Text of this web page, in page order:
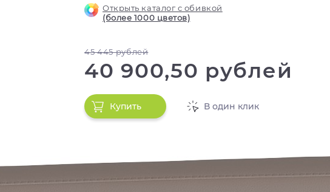
Открыть каталог с обивкой
(более 1000 цветов)
45 445 рублей
40 900,50 рублей
Купить В один клик